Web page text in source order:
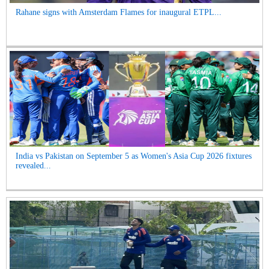
Rahane signs with Amsterdam Flames for inaugural ETPL...
India vs Pakistan on September 5 as Women's Asia Cup 2026 fixtures
revealed...